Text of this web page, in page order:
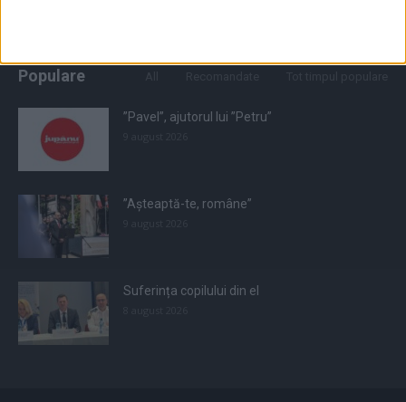
Populare
”Pavel”, ajutorul lui ”Petru”
”Așteaptă-te, române”
Suferința copilului din el